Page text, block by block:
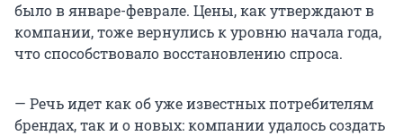
было в январе-феврале. Цены, как утверждают в
компании, тоже вернулись к уровню начала года,
что способствовало восстановлению спроса.
— Речь идет как об уже известных потребителям
брендах, так и о новых: компании удалось создать